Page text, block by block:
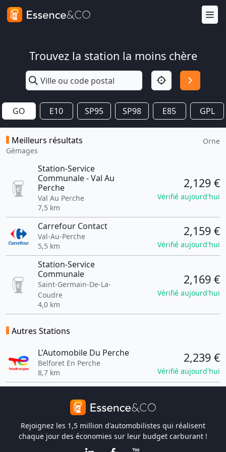
Trouvez la station la moins chère
GO E10 SP95 SP98 E85 GPL
Meilleurs résultats
Gémages
Orne
Station-Service
Communale - Val Au
Perche
Val Au Perche
7,5 km
2,129 €
Vérifié aujourd'hui
Carrefour Contact
Val-Au-Perche
5,5 km
2,159 €
Vérifié aujourd'hui
Station-Service
Communale
Saint-Germain-De-La-
Coudre
4,0 km
2,169 €
Vérifié aujourd'hui
Autres Stations
L'Automobile Du Perche
Belforet En Perche
8,7 km
2,239 €
Vérifié aujourd'hui
Rejoignez les 1,5 million d'automobilistes qui réalisent
chaque jour des économies sur leur budget carburant !